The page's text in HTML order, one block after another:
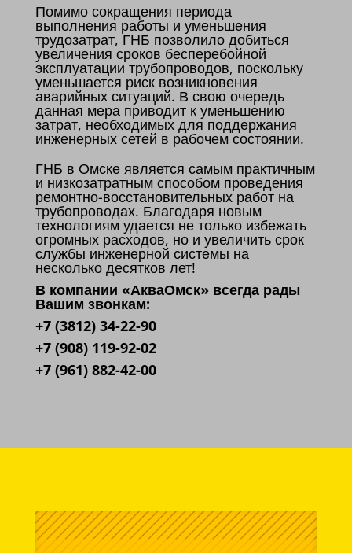
Помимо сокращения периода
выполнения работы и уменьшения
трудозатрат, ГНБ позволило добиться
увеличения сроков бесперебойной
эксплуатации трубопроводов, поскольку
уменьшается риск возникновения
аварийных ситуаций. В свою очередь
данная мера приводит к уменьшению
затрат, необходимых для поддержания
инженерных сетей в рабочем состоянии.
ГНБ в Омске является самым практичным
и низкозатратным способом проведения
ремонтно-восстановительных работ на
трубопроводах. Благодаря новым
технологиям удается не только избежать
огромных расходов, но и увеличить срок
службы инженерной системы на
несколько десятков лет!
В компании «АкваОмск» всегда рады
Вашим звонкам:
+7 (3812) 34-22-90
+7 (908) 119-92-02
+7 (961) 882-42-00